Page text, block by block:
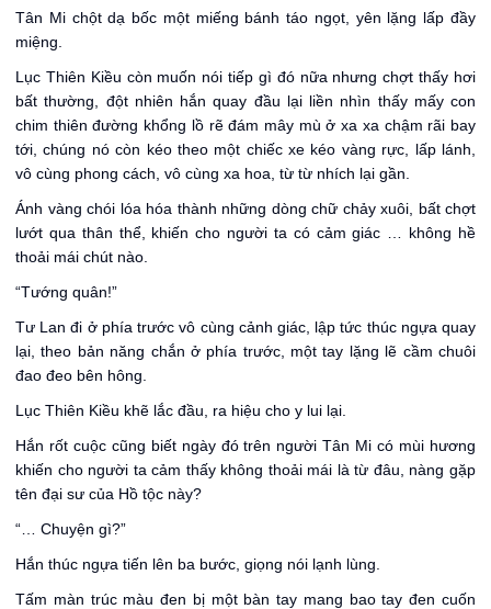
Tân Mi chột dạ bốc một miếng bánh táo ngọt, yên lặng lấp đầy
miệng.
Lục Thiên Kiều còn muốn nói tiếp gì đó nữa nhưng chợt thấy hơi
bất thường, đột nhiên hắn quay đầu lại liền nhìn thấy mấy con
chim thiên đường khổng lồ rẽ đám mây mù ở xa xa chậm rãi bay
tới, chúng nó còn kéo theo một chiếc xe kéo vàng rực, lấp lánh,
vô cùng phong cách, vô cùng xa hoa, từ từ nhích lại gần.
Ánh vàng chói lóa hóa thành những dòng chữ chảy xuôi, bất chợt
lướt qua thân thể, khiến cho người ta có cảm giác … không hề
thoải mái chút nào.
“Tướng quân!”
Tư Lan đi ở phía trước vô cùng cảnh giác, lập tức thúc ngựa quay
lại, theo bản năng chắn ở phía trước, một tay lặng lẽ cầm chuôi
đao đeo bên hông.
Lục Thiên Kiều khẽ lắc đầu, ra hiệu cho y lui lại.
Hắn rốt cuộc cũng biết ngày đó trên người Tân Mi có mùi hương
khiến cho người ta cảm thấy không thoải mái là từ đâu, nàng gặp
tên đại sư của Hồ tộc này?
“… Chuyện gì?”
Hắn thúc ngựa tiến lên ba bước, giọng nói lạnh lùng.
Tấm màn trúc màu đen bị một bàn tay mang bao tay đen cuốn